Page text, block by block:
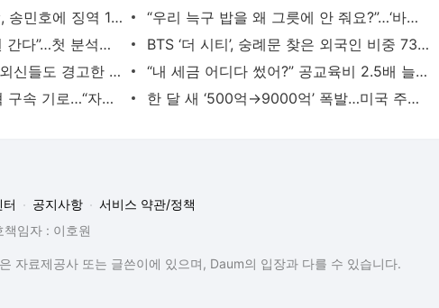
102일 부실복무 의혹…檢, 송민호에 징역 1년 6개월 구형
“우리 늑구 밥을 왜 그릇에 안 줘요?”…‘바닥 식사’ 논란에 오월드 해명 보니
중국도 “삼성전자 35만원 간다”…첫 분석서 ‘최고 목표가’ 찍었다
BTS ‘더 시티’, 숭례문 찾은 외국인 비중 73%…서울 관광 급증
“이러다 삼성 흔들린다”...외신들도 경고한 삼성 역대급 위기
“내 세금 어디다 썼어?” 공교육비 2.5배 늘렸는데 학업성취도는 ‘역주행’
‘1900억 부당이득’ 방시혁 구속 기로…“자본시장 교란”
한 달 새 ‘500억→9000억’ 폭발…미국 주식 던진 개미들 ‘우르르’ 몰린 계좌는
공지사항
서비스 약관/정책
책임자 : 이호원
자료제공사 또는 글쓴이에 있으며, Daum의 입장과 다를 수 있습니다.